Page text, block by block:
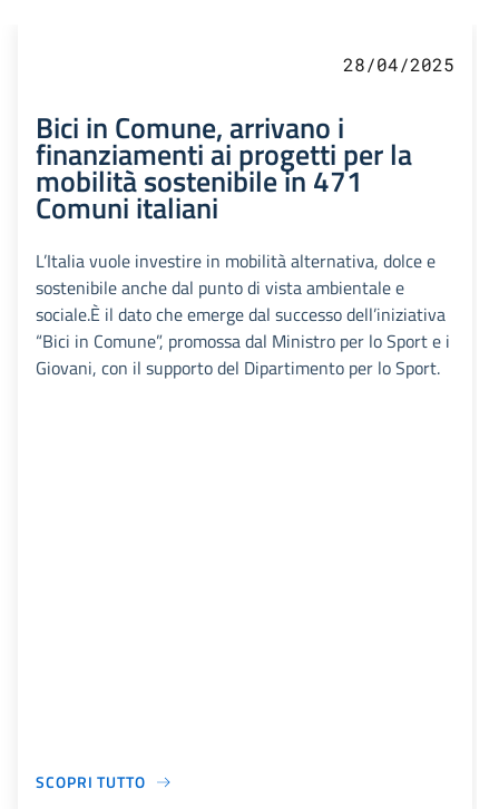
28/04/2025
Bici in Comune, arrivano i
finanziamenti ai progetti per la
mobilità sostenibile in 471
Comuni italiani
L’Italia vuole investire in mobilità alternativa, dolce e
sostenibile anche dal punto di vista ambientale e
sociale.È il dato che emerge dal successo dell’iniziativa
“Bici in Comune”, promossa dal Ministro per lo Sport e i
Giovani, con il supporto del Dipartimento per lo Sport.
SCOPRI TUTTO